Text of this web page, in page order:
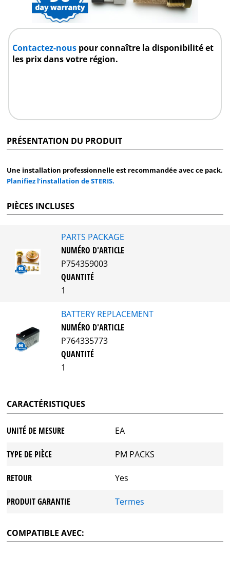
Contactez-nous pour connaître la disponibilité et
les prix dans votre région.
PRÉSENTATION DU PRODUIT
Une installation professionnelle est recommandée avec ce pack.
Planifiez l’installation de STERIS.
PIÈCES INCLUSES
PARTS PACKAGE
NUMÉRO D'ARTICLE
P754359003
QUANTITÉ
1
BATTERY REPLACEMENT
NUMÉRO D'ARTICLE
P764335773
QUANTITÉ
1
CARACTÉRISTIQUES
UNITÉ DE MESURE EA
TYPE DE PIÈCE PM PACKS
RETOUR Yes
PRODUIT GARANTIE Termes
COMPATIBLE AVEC: